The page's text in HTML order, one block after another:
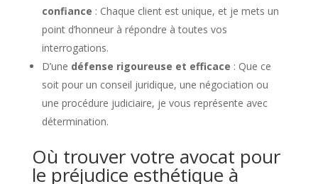
confiance : Chaque client est unique, et je mets un
point d’honneur à répondre à toutes vos
interrogations.
D’une défense rigoureuse et efficace : Que ce
soit pour un conseil juridique, une négociation ou
une procédure judiciaire, je vous représente avec
détermination.
Où trouver votre avocat pour
le préjudice esthétique à